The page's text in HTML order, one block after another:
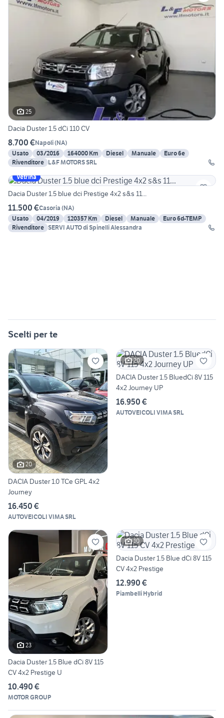
25
Dacia Duster 1.5 dCi 110 CV
8.700 €Napoli(NA)
Usato
03/2016 164000 Km Diesel Manuale
Euro 6e
Rivenditore L&F MOTORS SRL
Vetrina
Dacia Duster 1.5 blue dci Prestige 4x2 s&s 11...
11.500 €Casoria (NA)
Usato
04/2019 120357 Km Diesel Manuale
Euro 6d-TEMP
Rivenditore SERVI AUTO di Spinelli Alessandra
Scelti per te
20
DACIA Duster 1.0 TCe GPL 4x2
Journey
16.450 €
AUTOVEICOLI VIMA SRL
20
DACIA Duster 1.5 BluedCi 8V 115
4x2 Journey UP
16.950 €
AUTOVEICOLI VIMA SRL
23
Dacia Duster 1.5 Blue dCi 8V 115
CV 4x2 Prestige U
10.490 €
MOTOR GROUP
10
Dacia Duster 1.5 Blue dCi 8V 115
CV 4x2 Prestige
12.990 €
Piambelli Hybrid